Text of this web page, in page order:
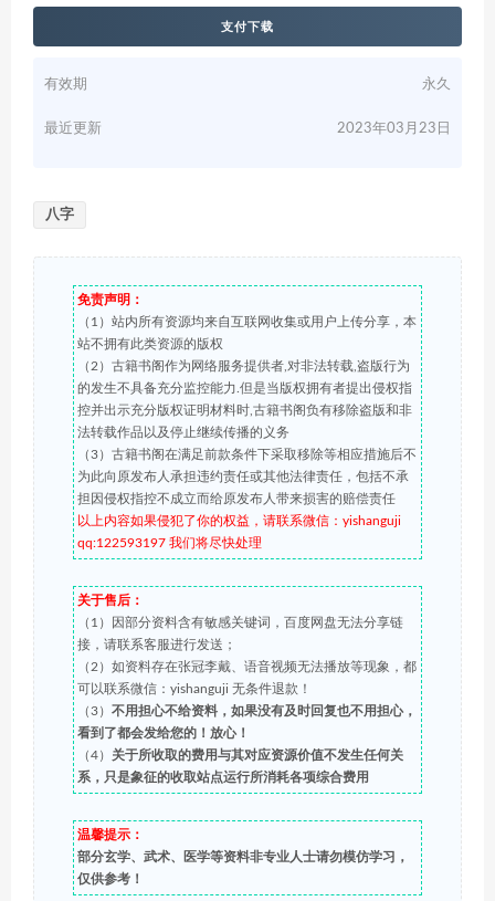
支付下载
有效期 永久
最近更新 2023年03月23日
八字
免责声明：
（1）站内所有资源均来自互联网收集或用户上传分享，本
站不拥有此类资源的版权
（2）古籍书阁作为网络服务提供者,对非法转载,盗版行为
的发生不具备充分监控能力.但是当版权拥有者提出侵权指
控并出示充分版权证明材料时,古籍书阁负有移除盗版和非
法转载作品以及停止继续传播的义务
（3）古籍书阁在满足前款条件下采取移除等相应措施后不
为此向原发布人承担违约责任或其他法律责任，包括不承
担因侵权指控不成立而给原发布人带来损害的赔偿责任
以上内容如果侵犯了你的权益，请联系微信：yishanguji
qq:122593197 我们将尽快处理
关于售后：
（1）因部分资料含有敏感关键词，百度网盘无法分享链
接，请联系客服进行发送；
（2）如资料存在张冠李戴、语音视频无法播放等现象，都
可以联系微信：yishanguji 无条件退款！
（3） 不用担心不给资料，如果没有及时回复也不用担心，
看到了都会发给您的！放心！
（4） 关于所收取的费用与其对应资源价值不发生任何关
系，只是象征的收取站点运行所消耗各项综合费用
温馨提示：
部分玄学、武术、医学等资料非专业人士请勿模仿学习，
仅供参考！